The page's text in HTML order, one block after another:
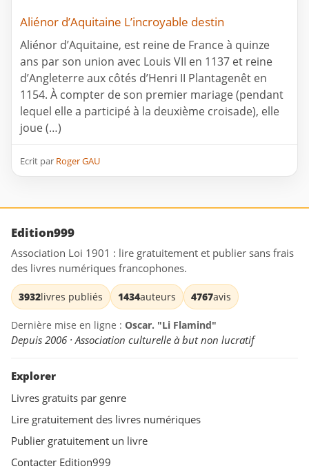
Aliénor d’Aquitaine L’incroyable destin
Aliénor d’Aquitaine, est reine de France à quinze
ans par son union avec Louis VII en 1137 et reine
d’Angleterre aux côtés d’Henri II Plantagenêt en
1154. À compter de son premier mariage (pendant
lequel elle a participé à la deuxième croisade), elle
joue (…)
Ecrit par Roger GAU
Edition999
Association Loi 1901 : lire gratuitement et publier sans frais
des livres numériques francophones.
3932livres publiés 1434auteurs 4767avis
Dernière mise en ligne : Oscar. "Li Flamind"
Depuis 2006 · Association culturelle à but non lucratif
Explorer
Livres gratuits par genre
Lire gratuitement des livres numériques
Publier gratuitement un livre
Contacter Edition999